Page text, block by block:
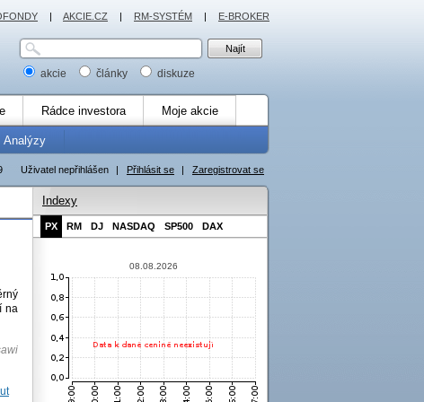
akcie články diskuze
Rádce investora Moje akcie
Analýzy
Uživatel nepřihlášen | Přihlásit se | Zaregistrovat se
na
Indexy
PX RM DJ NASDAQ SP500 DAX
08.08.2026
| AKCIE.CZ | RM-SYSTÉM | E-BROKER